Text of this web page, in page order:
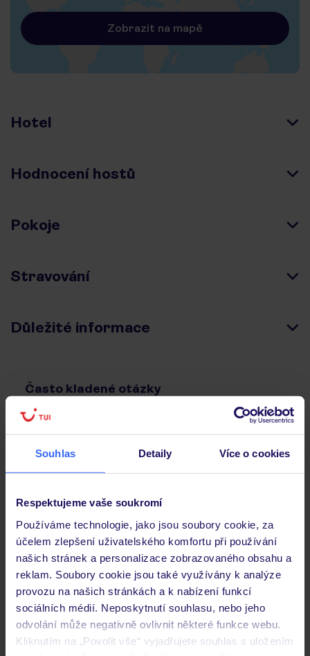
Souhlas Detaily Více o cookies
Respektujeme vaše soukromí
Používáme technologie, jako jsou soubory cookie, za
účelem zlepšení uživatelského komfortu při používání
našich stránek a personalizace zobrazovaného obsahu a
reklam. Soubory cookie jsou také využívány k analýze
provozu na našich stránkách a k nabízení funkcí
sociálních médií. Neposkytnutí souhlasu, nebo jeho
odvolání může negativně ovlivnit některé funkce webu.
Kliknutím na „Povolit vše“ vyjadřujete souhlas s uložením
Zobrazit na mapě
Hotel
Hodnocení hostů
Pokoje
Stravování
Důležité informace
Často kladené otázky
Jaké doklady jsou potřebné při cestování?
Zobrazit další
Objevte další hotely v okolí